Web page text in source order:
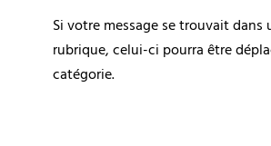
Si votre message se trouvait dans
rubrique, celui-ci pourra être
catégorie.